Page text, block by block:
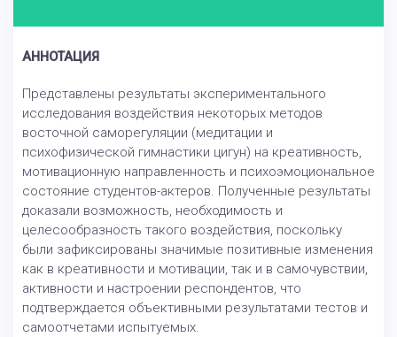
АННОТАЦИЯ
Представлены результаты экспериментального
исследования воздействия некоторых методов
восточной саморегуляции (медитации и
психофизической гимнастики цигун) на креативность,
мотивационную направленность и психоэмоциональное
состояние студентов-актеров. Полученные результаты
доказали возможность, необходимость и
целесообразность такого воздействия, поскольку
были зафиксированы значимые позитивные изменения
как в креативности и мотивации, так и в самочувствии,
активности и настроении респондентов, что
подтверждается объективными результатами тестов и
самоотчетами испытуемых.